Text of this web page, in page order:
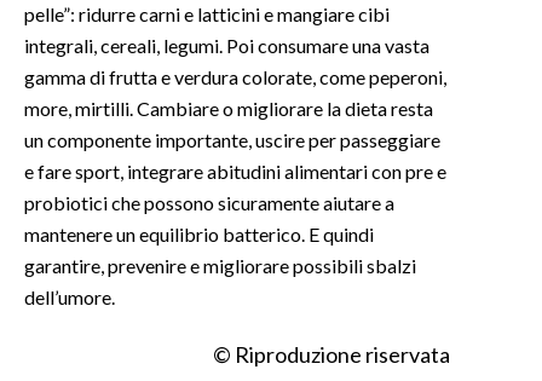
pelle”: ridurre carni e latticini e mangiare cibi
integrali, cereali, legumi. Poi consumare una vasta
gamma di frutta e verdura colorate, come peperoni,
more, mirtilli. Cambiare o migliorare la dieta resta
un componente importante, uscire per passeggiare
e fare sport, integrare abitudini alimentari con pre e
probiotici che possono sicuramente aiutare a
mantenere un equilibrio batterico. E quindi
garantire, prevenire e migliorare possibili sbalzi
dell’umore.
© Riproduzione riservata